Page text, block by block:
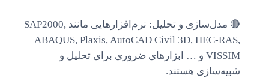
🔴 مدل‌سازی و تحلیل: نرم‌افزارهایی مانند SAP2000,
ABAQUS, Plaxis, AutoCAD Civil 3D, HEC-RAS,
VISSIM و … ابزارهای ضروری برای تحلیل و
شبیه‌سازی هستند.